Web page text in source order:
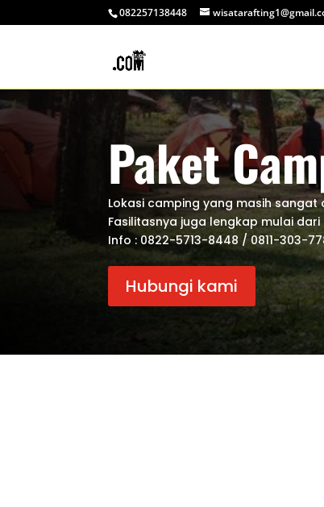
082257138448
Paket
Lokasi camping yang masih sangat
Fasilitasnya juga lengkap mulai
Info : 0822-5713-8448 / 0811-303-
Hubungi kami